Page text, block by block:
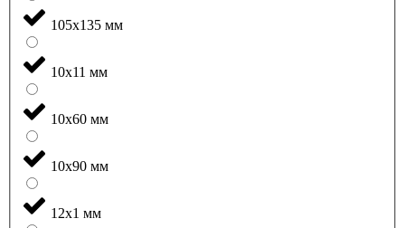
105x135 мм
10x11 мм
10x60 мм
10x90 мм
12x1 мм